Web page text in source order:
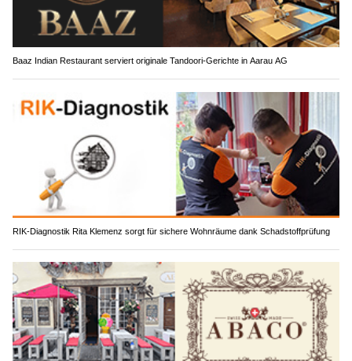
Baaz Indian Restaurant serviert originale Tandoori-Gerichte in Aarau AG
RIK-Diagnostik Rita Klemenz sorgt für sichere Wohnräume dank Schadstoffprüfung